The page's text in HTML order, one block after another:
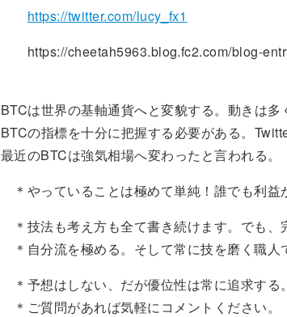
https://twitter.com/lucy_fx1
https://cheetah5963.blog.fc2.com/blog-
BTCは世界の基軸通貨へと変貌する。動きは
BTCの指標を十分に把握する必要がある。
最近のBTCは強気相場へ変わったと言われる。
＊やっていることは極めて単純！誰でも利益
＊技法も考え方も全て書き続けます。でも、
＊自分流を極める。そして常に技を磨く職人
＊予想はしない、だが優位性は常に追求する。
＊ご質問があれば気軽にコメントください。